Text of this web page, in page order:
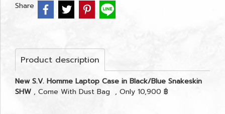
Share
Product description
New S.V. Homme Laptop Case in Black/Blue Snakeskin
SHW , Come With Dust Bag , Only 10,900 ฿